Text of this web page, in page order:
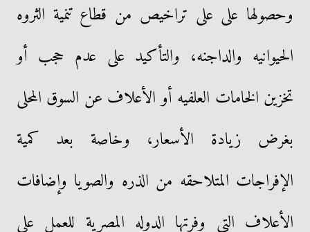
وحصولها على على تراخيص من قطاع تنمية الثروه
الحيوانيه والداجنه، والتأكيد على عدم حجب أو
تخزين الخامات العلفيه أو الأعلاف عن السوق المحلى
بغرض زيادة الأسعار، وخاصة بعد كمية
الإفراجات المتلاحقه من الذره والصويا وإضافات
الأعلاف التي وفرتها الدوله المصرية للعمل على